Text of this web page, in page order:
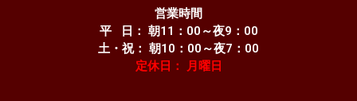
営業時間
平 日： 朝11：00～夜9：00
土・祝： 朝10：00～夜7：00
定休日： 月曜日